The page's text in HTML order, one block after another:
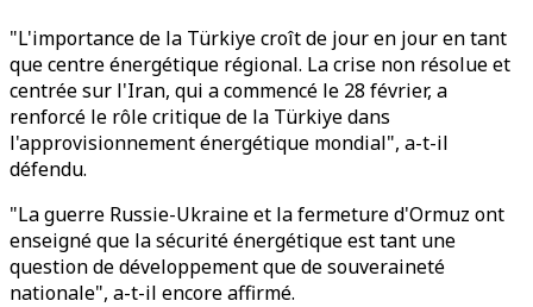
"L'importance de la Türkiye croît de jour en jour en tant
que centre énergétique régional. La crise non résolue et
centrée sur l'Iran, qui a commencé le 28 février, a
renforcé le rôle critique de la Türkiye dans
l'approvisionnement énergétique mondial", a-t-il
défendu.
"La guerre Russie-Ukraine et la fermeture d'Ormuz ont
enseigné que la sécurité énergétique est tant une
question de développement que de souveraineté
nationale", a-t-il encore affirmé.